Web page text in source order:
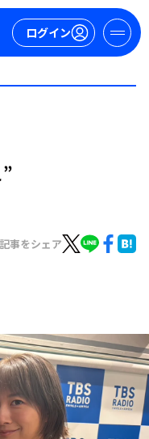
ログイン
事をシェア